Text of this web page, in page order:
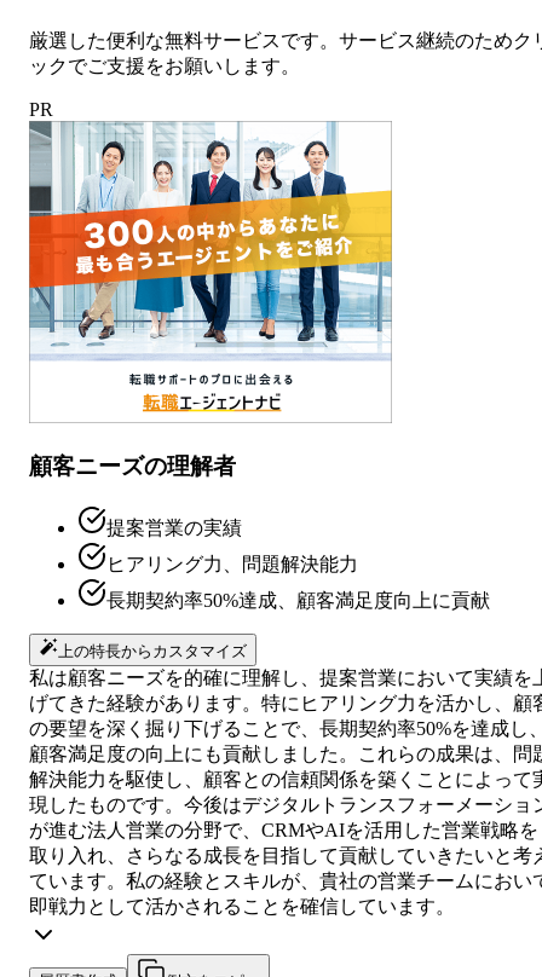
厳選した便利な無料サービスです。サービス継続のためク
ックでご支援をお願いします。
PR
顧客ニーズの理解者
提案営業の実績
ヒアリング力、問題解決能力
長期契約率50%達成、顧客満足度向上に貢献
上の特長からカスタマイズ
私は顧客ニーズを的確に理解し、提案営業において実績を
げてきた経験があります。特にヒアリング力を活かし、顧
の要望を深く掘り下げることで、長期契約率50%を達成し
顧客満足度の向上にも貢献しました。これらの成果は、問
解決能力を駆使し、顧客との信頼関係を築くことによって
現したものです。今後はデジタルトランスフォーメーショ
が進む法人営業の分野で、CRMやAIを活用した営業戦略を
取り入れ、さらなる成長を目指して貢献していきたいと考
ています。私の経験とスキルが、貴社の営業チームにおい
即戦力として活かされることを確信しています。